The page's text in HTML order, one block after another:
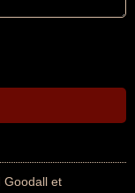
Goodall et